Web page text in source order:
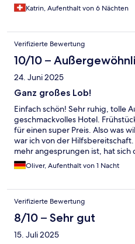
Katrin, Aufenthalt von 6 Nächten
Verifizierte Bewertung
10/10 –
24. Juni 2025
Ganz großes Lob!
Einfach schön! Sehr ruhig, tolle
geschmackvolles Hotel.
für einen super Preis. Also was
war ich von der
mehr angesprungen ist, hat sich
persönlich um uns gekümmert.
gefahren, hat geholfen wo er
Geld dafür haben. Absolut
großes Lob und Dankeschön !!!
Oliver, Aufenthalt von 1 Nacht
Verifizierte Bewertung
8/10 – Sehr gut
15. Juli 2025